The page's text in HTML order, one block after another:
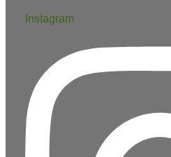
Instagram